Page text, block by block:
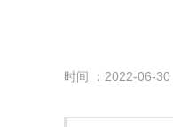
时间 ：2022-06-30